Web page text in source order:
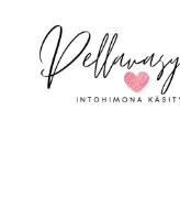
sisältöön